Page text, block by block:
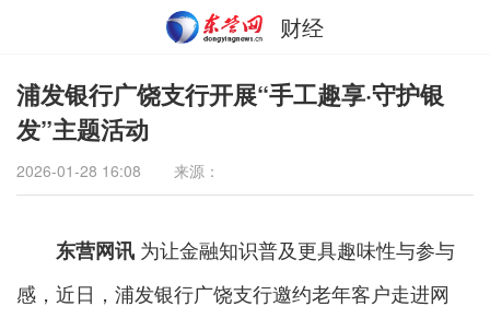
财经
浦发银行广饶支行开展“手工趣享·守护银
发”主题活动
2026-01-28 16:08 来源：
东营网讯 为让金融知识普及更具趣味性与参与
感，近日，浦发银行广饶支行邀约老年客户走进网